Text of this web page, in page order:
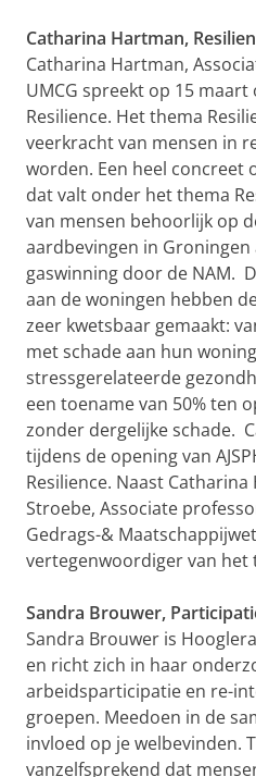
Catharina Hartman,
Catharina Hartman,
UMCG spreekt op 15
Resilience. Het thema
veerkracht van mensen in
worden. Een heel concreet
dat valt onder het thema
van mensen behoorlijk op
aardbevingen in Groningen
gaswinning door de NAM.
aan de woningen hebben
zeer kwetsbaar gemaakt:
met schade aan hun
stressgerelateerde
een toename van 50% ten
zonder dergelijke schade.
tijdens de opening van
Resilience. Naast
Stroebe, Associate
Gedrags-&
vertegenwoordiger van het
Sandra Brouwer,
Sandra Brouwer is
en richt zich in haar
arbeidsparticipatie en re-
groepen. Meedoen in de
invloed op je welbevinden.
vanzelfsprekend dat